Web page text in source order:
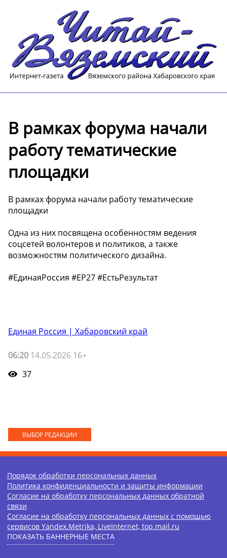
️В рамках форума начали
работу тематические
площадки
️В рамках форума начали работу тематические
площадки
Одна из них посвящена особенностям ведения
соцсетей волонтеров и политиков, а также
возможностям политического дизайна.
#ЕдинаяРоссия #ЕР27 #ЕстьРезультат
Единая Россия | Хабаровский край
06:20 14.05.2026 16+
37
ВЫБОР РЕДАКЦИИ
Порядок обработки персональных данных
Политика конфиденциальности и защиты информации
Согласие на обработку персональных данных обратной
связи
Согласие на обработку персональных данных с помощью
сервисов Yandex.Metrika, LiveInternet, top.mail.ru
ПОКАЗАТЬ БАННЕРНЫЕ МЕСТА